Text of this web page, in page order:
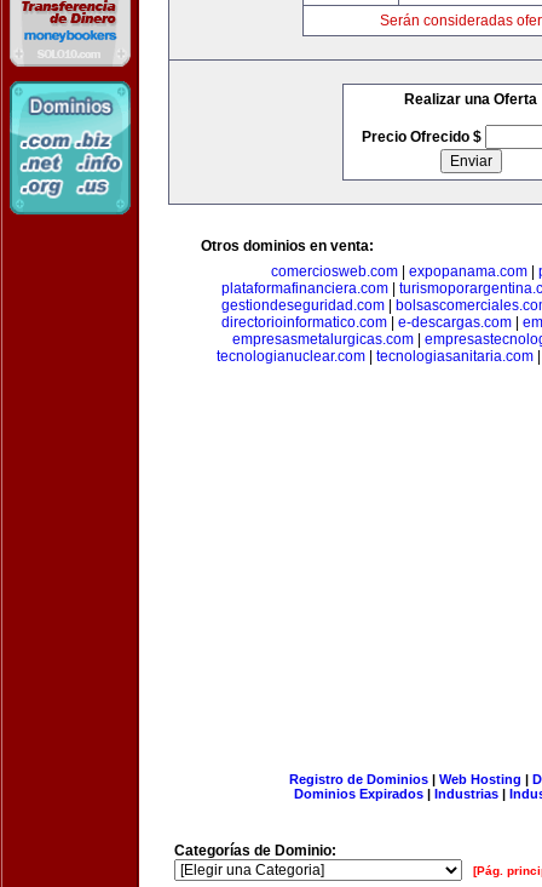
Serán consideradas
Realizar una Oferta
Precio Ofrecido $
Otros dominios en venta:
comerciosweb.com
expopanama.com
plataformafinanciera.com
gestiondeseguridad.com
directorioinformatico.com
e-descargas.com
empresasmetalurgicas.com|
tecnologianuclear.com| tecnologiasanitaria.com
Registro de Dominios| Web Hosting |
Dominios Expirados | Industrias |
Categorías de Dominio:
[Pág.